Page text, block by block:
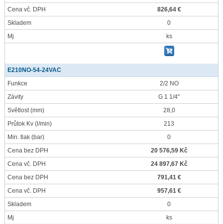
Cena vč. DPH
826,64 €
Skladem
0
Mj
ks
E210NO-54-24VAC
Funkce
2/2 NO
Závity
G 1 1/4"
Světlost(mm)
28,0
Průtok Kv (l/min)
213
Min. tlak (bar)
0
Cena bez DPH
20 576,59 Kč
Cena vč. DPH
24 897,67 Kč
Cena bez DPH
791,41 €
Cena vč. DPH
957,61 €
Skladem
0
Mj
ks